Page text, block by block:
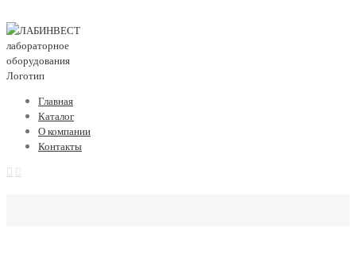
Главная
Каталог
О компании
Контакты